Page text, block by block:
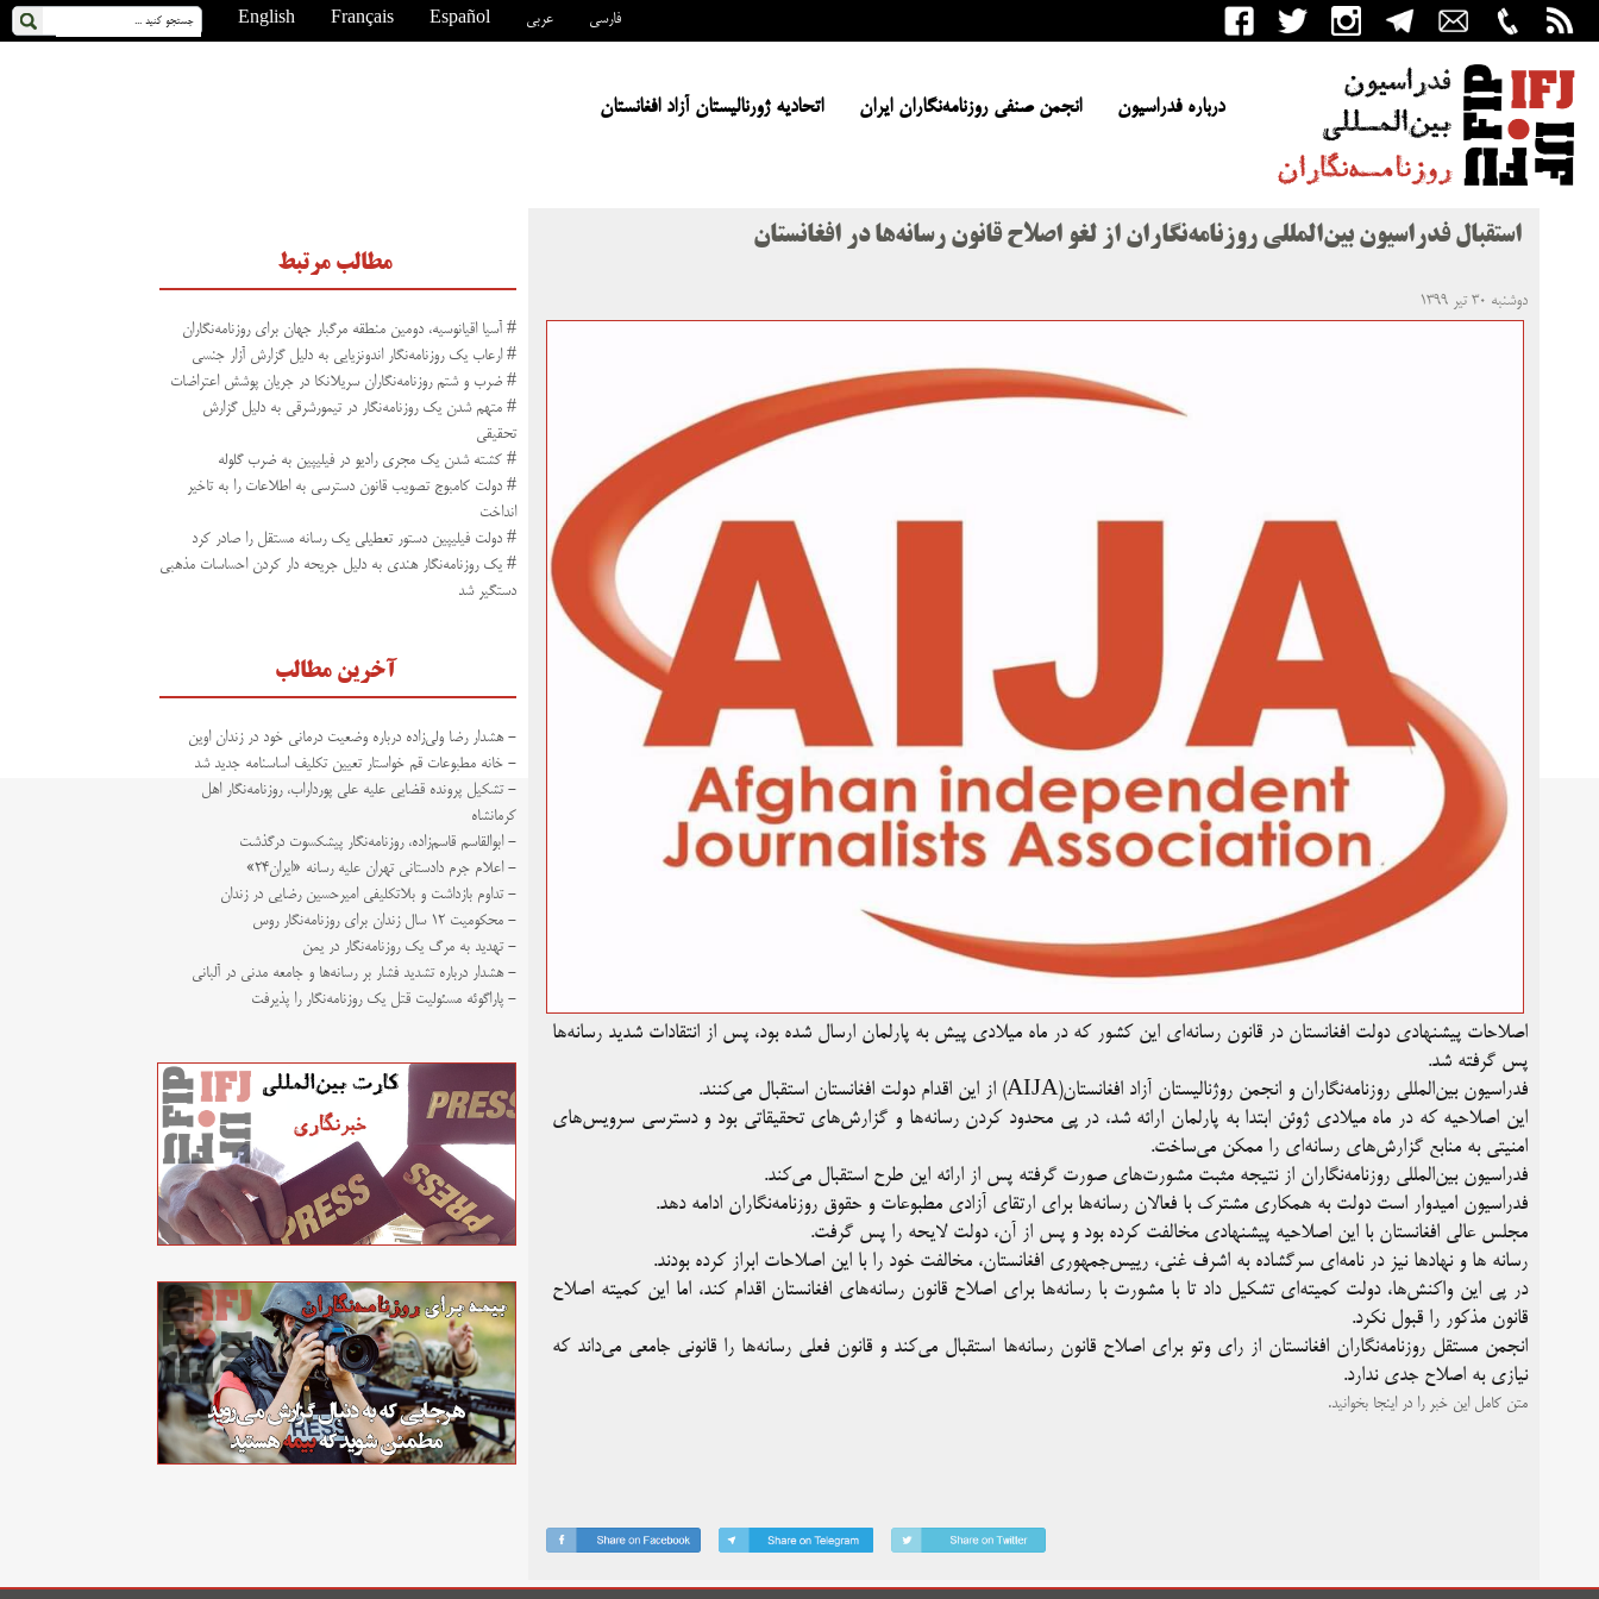
English Français Español عربی فارسی
درباره فدراسیون انجمن صنفی روزنامه‌نگاران ایران اتحادیه ژورنالیستان آزاد افغانستان
استقبال فدراسیون بین‌المللی روزنامه‌نگاران از لغو اصلاح قانون رسانه‌ها در افغانستان
دوشنبه ۳۰ تیر ۱۳۹۹
اصلاحات پیشنهادی دولت افغانستان در قانون رسانه‌‌ای این کشور که در ماه میلادی پیش به پارلمان ارسال شده بود، پس از انتقادات شدید رسانه‌ها
پس گرفته شد.
فدراسیون بین‌المللی روزنامه‌نگاران و انجمن روژنالیستان آزاد افغانستان(AIJA) از این اقدام دولت افغانستان استقبال می‌کنند.
این اصلاحیه که در ماه میلادی ژوئن ابتدا به پارلمان ارائه شد، در پی محدود کردن رسانه‌ها و گزارش‌های تحقیقاتی بود و دسترسی سرویس‌های
امنیتی به منابع گزارش‌های رسانه‌ای را ممکن می‌ساخت.
فدراسیون بین‌المللی روزنامه‌نگاران از نتیجه مثبت مشورت‌های صورت گرفته پس از ارائه این طرح استقبال می‌کند.
فدراسیون امیدوار است دولت به همکاری مشترک با فعالان رسانه‌ها برای ارتقای آزادی مطبوعات و حقوق روزنامه‌نگاران ادامه دهد.
مجلس عالی افغانستان با این اصلاحیه پیشنهادی مخالفت کرده بود و پس از آن، دولت لایحه را پس گرفت.
رسانه ها و نهادها نیز در نامه‌ای سرگشاده به اشرف غنی، رییس‌جمهوری افغانستان، مخالفت خود را با این اصلاحات ابراز کرده بودند.
در پی این واکنش‌ها، دولت کمیته‌ای تشکیل داد تا با مشورت با رسانه‌ها برای اصلاح قانون رسانه‌های افغانستان اقدام کند، اما این کمیته اصلاح
قانون مذکور را قبول نکرد.
انجمن مستقل روزنامه‌نگاران افغانستان از رای وتو برای اصلاح قانون رسانه‌ها استقبال می‌کند و قانون فعلی رسانه‌ها را قانونی جامعی می‌داند که
نیازی به اصلاح جدی ندارد.
متن کامل این خبر را دراینجا بخوانید.
مطالب مرتبط
# آسیا اقیانوسیه، دومین منطقه مرگبار جهان برای روزنامه‌نگاران
# ارعاب یک روزنامه‌نگار اندونزیایی به دلیل گزارش آزار جنسی
# ضرب و شتم روزنامه‌نگاران سریلانکا در جریان پوشش اعتراضات
# متهم شدن یک روزنامه‌نگار در تیمورشرقی به دلیل گزارش
تحقیقی
# کشته شدن یک مجری رادیو در فیلیپین به ضرب گلوله
# دولت کامبوج تصویب قانون دسترسی به اطلاعات را به تاخیر
انداخت
# دولت فیلیپین دستور تعطیلی یک رسانه مستقل را صادر کرد
# یک روزنامه‌نگار هندی به دلیل جریحه دار کردن احساسات مذهبی
دستگیر شد
آخرین مطالب
- هشدار رضا ولی‌زاده درباره وضعیت درمانی خود در زندان اوین
- خانه مطبوعات قم خواستار تعیین تکلیف اساسنامه جدید شد
- تشکیل پرونده قضایی علیه علی پورداراب، روزنامه‌نگار اهل
کرمانشاه
- ابوالقاسم قاسم‌زاده، روزنامه‌نگار پیشکسوت درگذشت
- اعلام جرم دادستانی تهران علیه رسانه «ایران۲۴»
- تداوم بازداشت و بلاتکلیفی امیرحسین رضایی در زندان
- محکومیت ۱۲ سال زندان برای روزنامه‌نگار روس
- تهدید به مرگ یک روزنامه‌نگار در یمن
- هشدار درباره تشدید فشار بر رسانه‌ها و جامعه مدنی در آلبانی
- پاراگوئه مسئولیت قتل یک روزنامه‌نگار را پذیرفت